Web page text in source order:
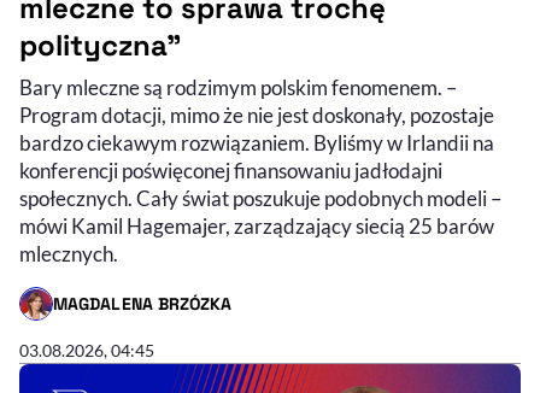
mleczne to sprawa trochę
polityczna”
Bary mleczne są rodzimym polskim fenomenem. –
Program dotacji, mimo że nie jest doskonały, pozostaje
bardzo ciekawym rozwiązaniem. Byliśmy w Irlandii na
konferencji poświęconej finansowaniu jadłodajni
społecznych. Cały świat poszukuje podobnych modeli –
mówi Kamil Hagemajer, zarządzający siecią 25 barów
mlecznych.
MAGDALENA BRZÓZKA
- AUTOR ARTYKUŁU - PROFIL
03.08.2026, 04:45
CZAS TRWANIA